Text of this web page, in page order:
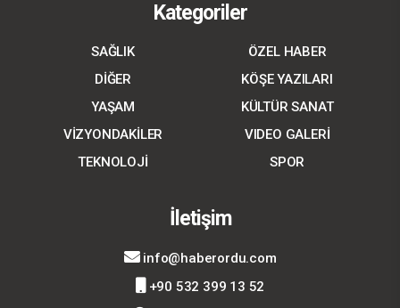
Kategoriler
SAĞLIK
ÖZEL HABER
DİĞER
KÖŞE YAZILARI
YAŞAM
KÜLTÜR SANAT
VİZYONDAKİLER
VIDEO GALERİ
TEKNOLOJİ
SPOR
İletişim
info@haberordu.com
+90 532 399 13 52